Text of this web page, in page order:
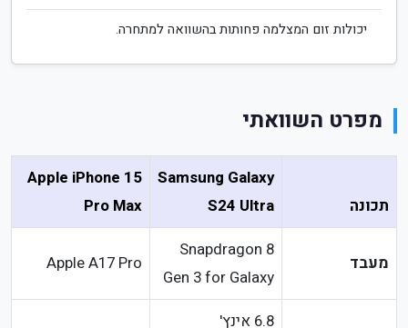
יכולות זום המצלמה פחותות בהשוואה למתחרה.
מפרט השוואתי
תכונה
Samsung Galaxy
S24 Ultra
Apple iPhone 15
Pro Max
מעבד
Snapdragon 8
Gen 3 for Galaxy
Apple A17 Pro
6.8 אינץ'